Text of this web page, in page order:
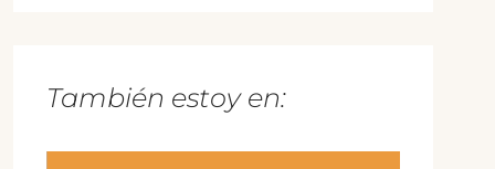
También estoy en: